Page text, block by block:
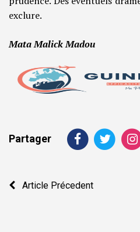
exclure.
Mata Malick Madou
Partager
Navigation
Article Précedent